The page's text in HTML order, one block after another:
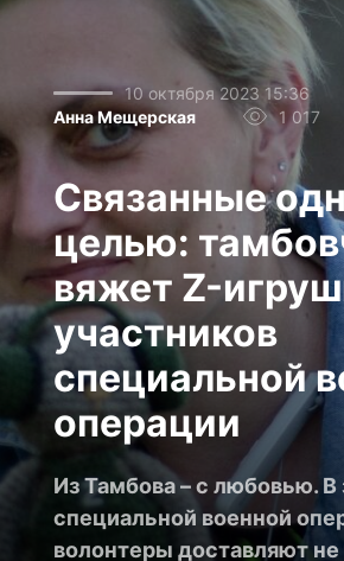
10 октября 2023 15:36
Анна Мещерская
1 017
Связанные
целью:
вяжет Z-
участников
специальной
операции
Из Тамбова – с любовью. В
специальной военной
волонтеры доставляют не